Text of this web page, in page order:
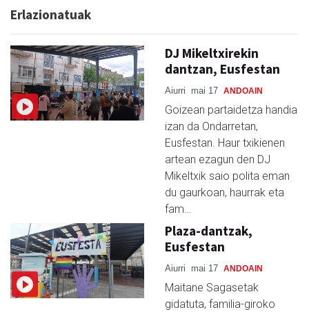
Erlazionatuak
DJ Mikeltxirekin
dantzan, Eusfestan
Aiurri mai 17 ANDOAIN
Goizean partaidetza handia
izan da Ondarretan,
Eusfestan. Haur txikienen
artean ezagun den DJ
Mikeltxik saio polita eman
du gaurkoan, haurrak eta
fam…
Plaza-dantzak,
Eusfestan
Aiurri mai 17 ANDOAIN
Maitane Sagasetak
gidatuta, familia-giroko